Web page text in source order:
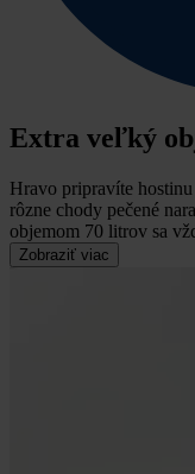
Extra veľký
Hravo pripravíte
rôzne chody pečené
objemom 70 litrov sa
Zobraziť viac